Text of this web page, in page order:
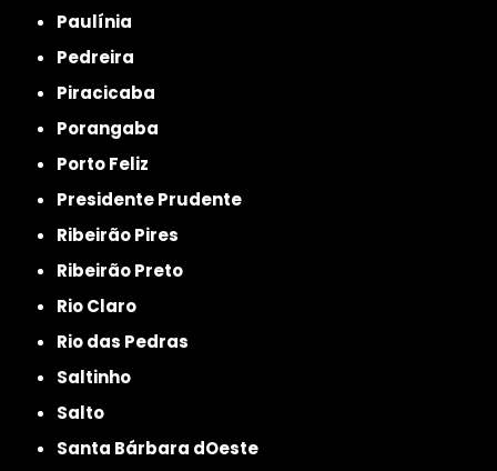
Paulínia
Pedreira
Piracicaba
Porangaba
Porto Feliz
Presidente Prudente
Ribeirão Pires
Ribeirão Preto
Rio Claro
Rio das Pedras
Saltinho
Salto
Santa Bárbara dOeste